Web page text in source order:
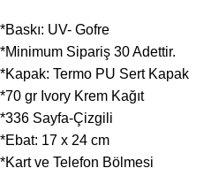
*Baskı: UV- Gofre
*Minimum Sipariş 30 Adettir.
*Kapak: Termo PU Sert Kapak
*70 gr Ivory Krem Kağıt
*336 Sayfa-Çizgili
*Ebat: 17 x 24 cm
*Kart ve Telefon Bölmesi